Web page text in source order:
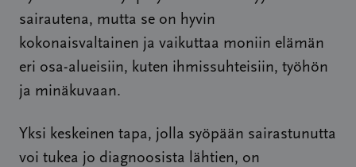
sairautena, mutta se on hyvin
kokonaisvaltainen ja vaikuttaa moniin elämän
eri osa-alueisiin, kuten ihmissuhteisiin, työhön
ja minäkuvaan.
Yksi keskeinen tapa, jolla syöpään sairastunutta
voi tukea jo diagnoosista lähtien, on